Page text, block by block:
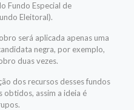
Fundo Especial de
Eleitoral).
será aplicada apenas uma
negra, por exemplo,
duas vezes.
dos recursos desses fundos
obtidos, assim a ideia é